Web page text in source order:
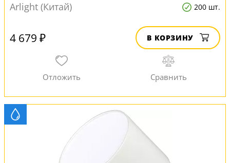
Arlight (Китай) 200 шт.
4 679 ₽ В КОРЗИНУ